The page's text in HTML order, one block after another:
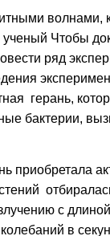
волнами,
ученый Чтобы
ряд
герань,
бактерии,
приобретала
с
в